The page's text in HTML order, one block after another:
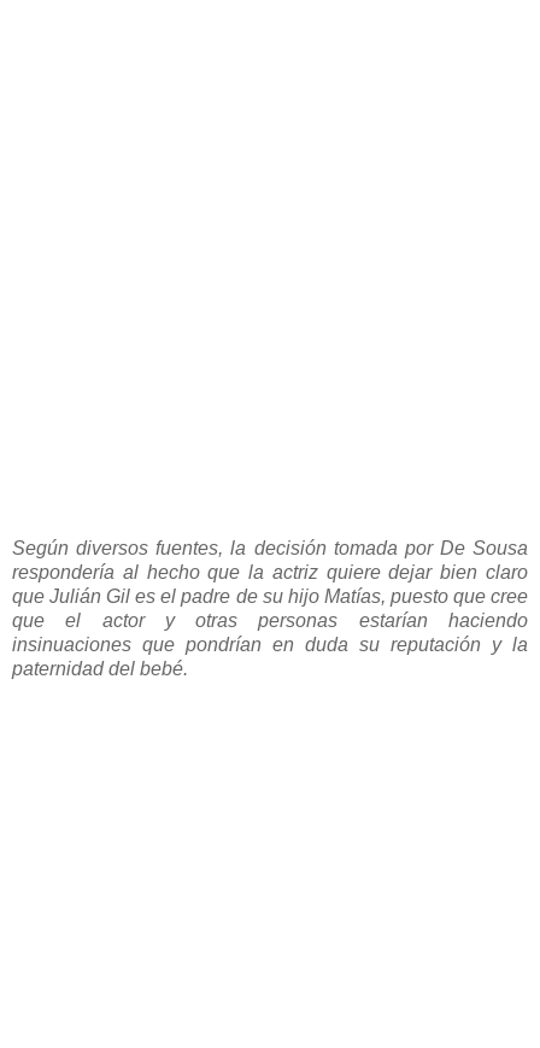
Según diversos fuentes, la decisión tomada por De Sousa
respondería al hecho que la actriz quiere dejar bien claro
que Julián Gil es el padre de su hijo Matías, puesto que cree
que el actor y otras personas estarían haciendo
insinuaciones que pondrían en duda su reputación y la
paternidad del bebé.